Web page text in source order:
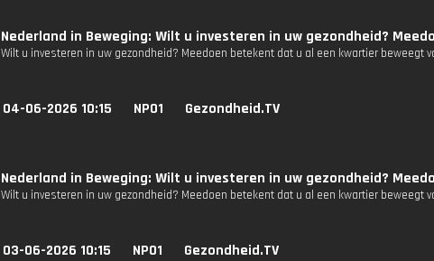
Nederland in Beweging: Wilt u investeren in uw gezondheid?
Wilt u investeren in uw gezondheid? Meedoen betekent dat u al een kwartier beweegt
04-06-2026 10:15 NPO1 Gezondheid.TV
Nederland in Beweging: Wilt u investeren in uw gezondheid?
Wilt u investeren in uw gezondheid? Meedoen betekent dat u al een kwartier beweegt
03-06-2026 10:15 NPO1 Gezondheid.TV